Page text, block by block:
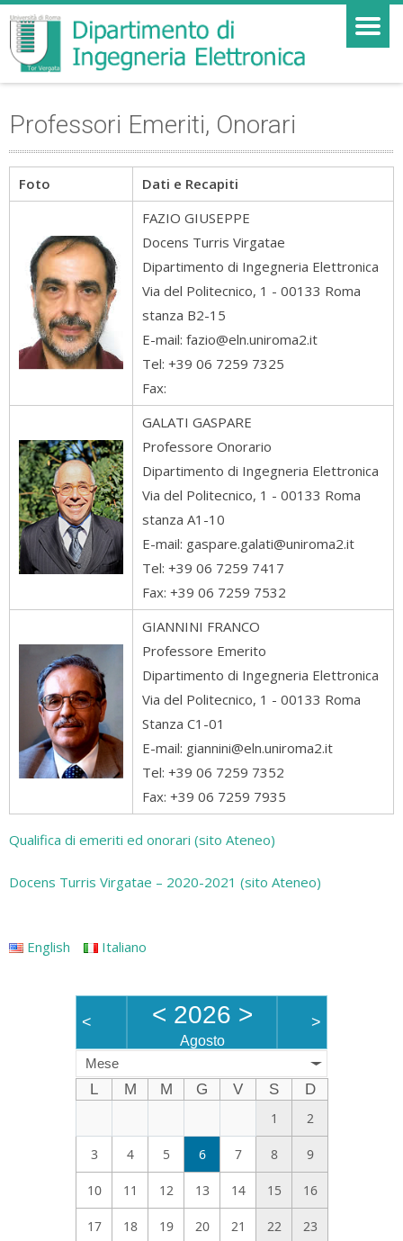
Professori Emeriti, Onorari
Foto
Dati e Recapiti
FAZIO GIUSEPPE
Docens Turris Virgatae
Dipartimento di Ingegneria Elettronica
Via del Politecnico, 1 - 00133 Roma
stanza B2-15
E-mail: fazio@eln.uniroma2.it
Tel: +39 06 7259 7325
Fax:
GALATI GASPARE
Professore Onorario
Dipartimento di Ingegneria Elettronica
Via del Politecnico, 1 - 00133 Roma
stanza A1-10
E-mail: gaspare.galati@uniroma2.it
Tel: +39 06 7259 7417
Fax: +39 06 7259 7532
GIANNINI FRANCO
Professore Emerito
Dipartimento di Ingegneria Elettronica
Via del Politecnico, 1 - 00133 Roma
Stanza C1-01
E-mail: giannini@eln.uniroma2.it
Tel: +39 06 7259 7352
Fax: +39 06 7259 7935
Qualifica di emeriti ed onorari (sito Ateneo)
Docens Turris Virgatae – 2020-2021 (sito Ateneo)
English Italiano
< < 2026 >
Agosto
>
Mese
L M M G V S
D
1
2
3 4 5 6 7 8 9
10 11 12 13 14 15 16
17 18 19 20 21 22 23